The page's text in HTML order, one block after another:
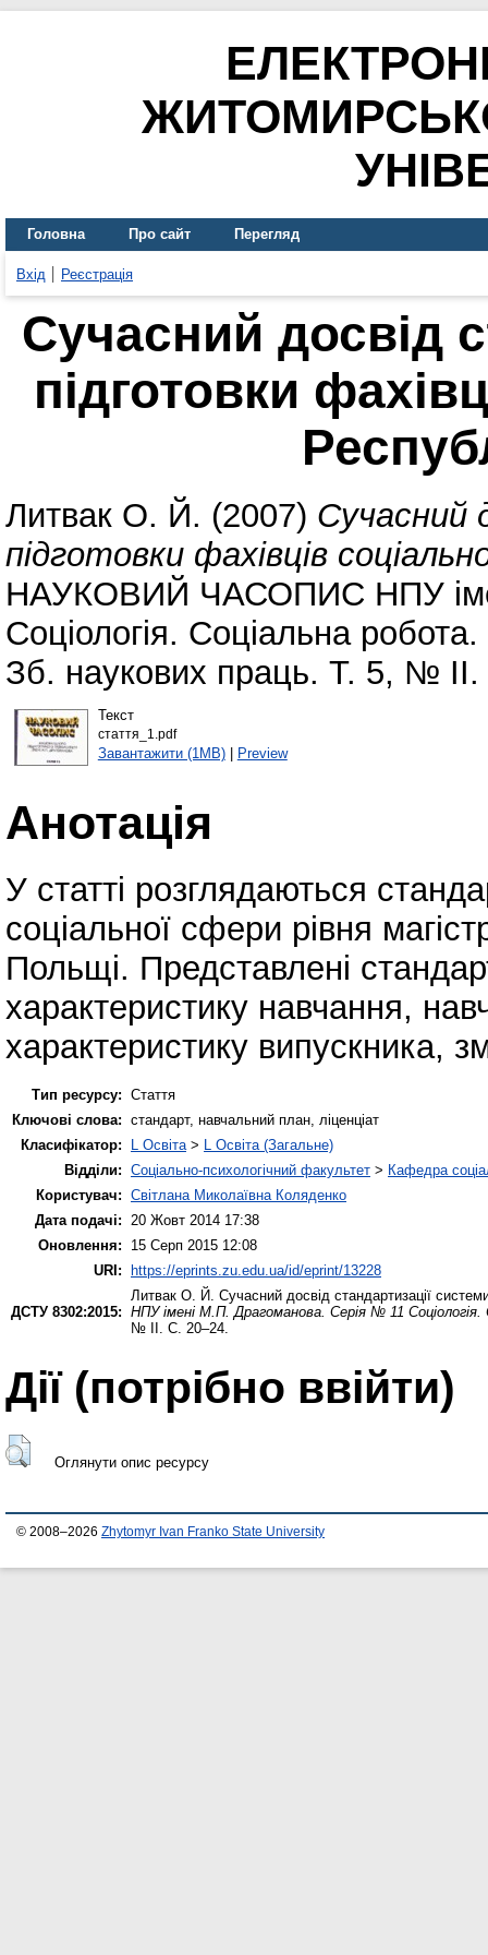
Головна Про сайт Перегляд
Вхід Реєстрація
Сучасний досвід
підготовки
Литвак О. Й. (2007) Сучасний
підготовки фахівців
НАУКОВИЙ ЧАСОПИС НПУ
Соціологія. Соціальна
Зб. наукових праць. Т. 5, №
Текст
стаття_1.pdf
Завантажити (1MB)| Preview
Анотація
У статті розглядаються
соціальної сфери рівня
Польщі. Представлені
характеристику навчання,
характеристику випускника,
Тип ресурсу: Стаття
Ключові слова: стандарт, навчальний план, ліценціат
Класифікатор:
L Освіта > L Освіта (Загальне)
Відділи: Соціально-психологічний факультет > Кафедра
Користувач: Світлана Миколаївна Коляденко
Дата подачі:
20 Жовт 2014 17:38
Оновлення:
15 Серп 2015 12:08
URI: https://eprints.zu.edu.ua/id/eprint/13228
ДСТУ 8302:2015:
Литвак О. Й. Сучасний досвід стандартизації
НПУ імені М.П. Драгоманова. Серія № 11 Соціологія.
№ ІІ. С. 20–24.
Дії ​​(потрібно ввійти)
Оглянути опис ресурсу
© 2008–2026 Zhytomyr Ivan Franko State University